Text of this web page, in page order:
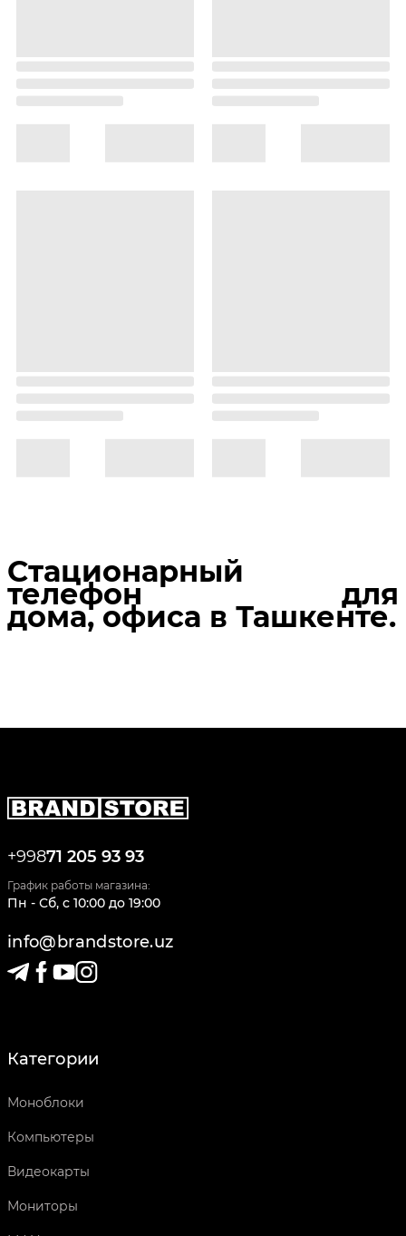
Стационарный
телефон для
дома, офиса в Ташкенте.
+99871 205 93 93
График работы магазина:
Пн - Сб, c 10:00 до 19:00
info@brandstore.uz
Категории
Моноблоки
Компьютеры
Видеокарты
Мониторы